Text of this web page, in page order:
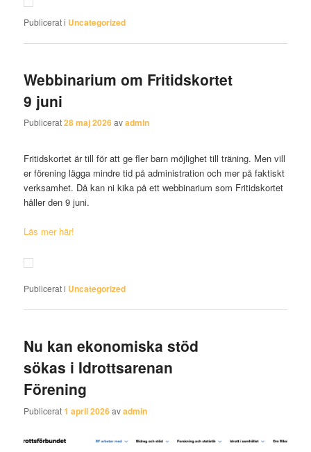
Publicerat i Uncategorized
Webbinarium om Fritidskortet
9 juni
Publicerat28 maj 2026avadmin
Fritidskortet är till för att ge fler barn möjlighet till träning. Men vill
er förening lägga mindre tid på administration och mer på faktiskt
verksamhet. Då kan ni kika på ett webbinarium som Fritidskortet
håller den 9 juni.
Läs mer här!
Publicerat i Uncategorized
Nu kan ekonomiska stöd
sökas i Idrottsarenan
Förening
Publicerat1 april 2026avadmin